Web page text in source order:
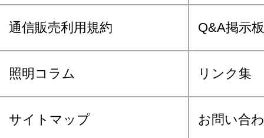
通信販売利用規約 Q&A掲示板
照明コラム リンク集
サイトマップ お問い合